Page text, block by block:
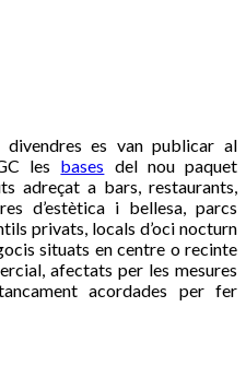
divendres es van publicar al
les bases del nou paquet
adreçat a bars, restaurants,
d’estètica i bellesa, parcs
privats, locals d’oci nocturn
situats en centre o recinte
afectats per les mesures
acordades per fer